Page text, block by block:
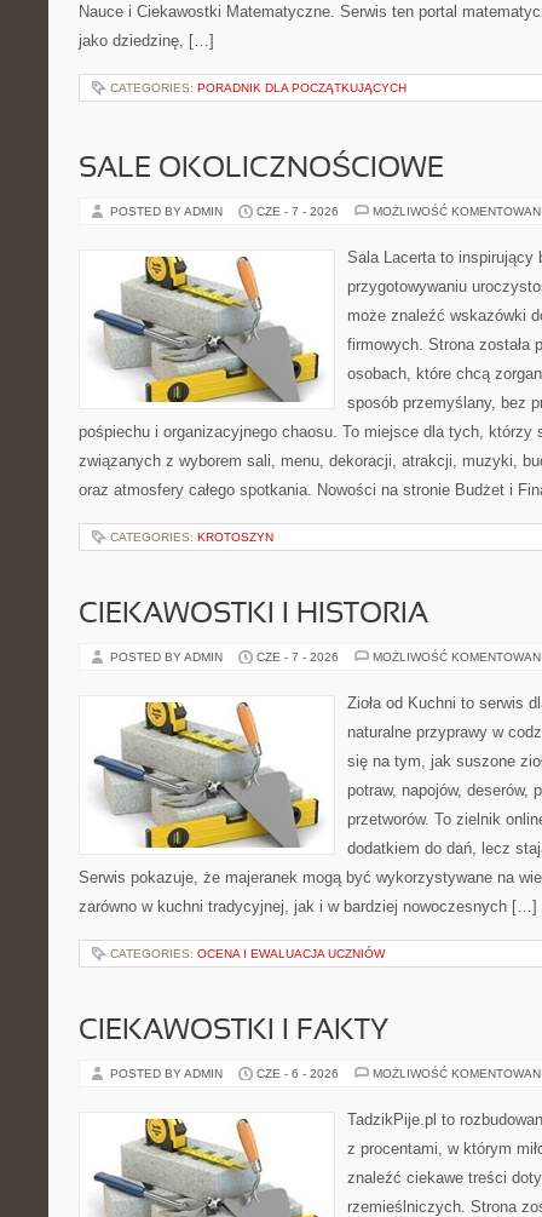
Nauce i Ciekawostki Matematyczne. Serwis ten portal
jako dziedzinę, […]
CATEGORIES: PORADNIK DLA POCZĄTKUJĄCYCH
SALE OKOLICZNOŚCIOWE
POSTED BY ADMIN CZE - 7 - 2026 MOŻLIWOŚĆ
Sala Lacerta to inspirujący
przygotowywaniu
może znaleźć wskazówki
firmowych. Strona została
osobach, które chcą
sposób przemyślany, bez
pośpiechu i organizacyjnego chaosu. To miejsce dla tych, którzy
związanych z wyborem sali, menu, dekoracji, atrakcji, muzyki,
oraz atmosfery całego spotkania. Nowości na stronie Budżet i
CATEGORIES: KROTOSZYN
CIEKAWOSTKI I HISTORIA
POSTED BY ADMIN CZE - 7 - 2026 MOŻLIWOŚĆ
Zioła od Kuchni to serwis
naturalne przyprawy w
się na tym, jak suszone
potraw, napojów, deserów,
przetworów. To zielnik
dodatkiem do dań, lecz
Serwis pokazuje, że majeranek mogą być wykorzystywane na
zarówno w kuchni tradycyjnej, jak i w bardziej nowoczesnych […]
CATEGORIES: OCENA I EWALUACJA UCZNIÓW
CIEKAWOSTKI I FAKTY
POSTED BY ADMIN CZE - 6 - 2026 MOŻLIWOŚĆ
TadzikPije.pl to
z procentami, w którym
znaleźć ciekawe treści
rzemieślniczych. Strona